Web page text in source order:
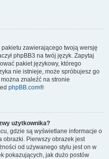
zawierającego twoją wersję
phpBB3 na twój język. Zapytaj
pakiet językowy, którego
nie istnieje, może spróbujesz go
znaleźć na stronie
phpBB.com®
użytkownika?
gdzie są wyświetlane informacje o
obrazki. Pierwszy obrazek jest
od używanego stylu jest on w
pokazujących, jak dużo postów